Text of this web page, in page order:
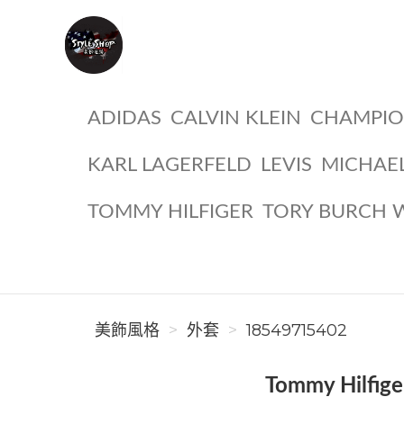
ADIDAS CALVIN KLEIN
KARL LAGERFELD LEVIS
TOMMY HILFIGER TORY BURCH
美飾風格 外套 18549715402
Tommy